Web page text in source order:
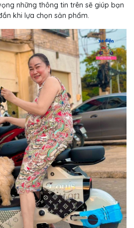
những thông tin trên sẽ giúp bạn
khi lựa chọn sản phẩm.